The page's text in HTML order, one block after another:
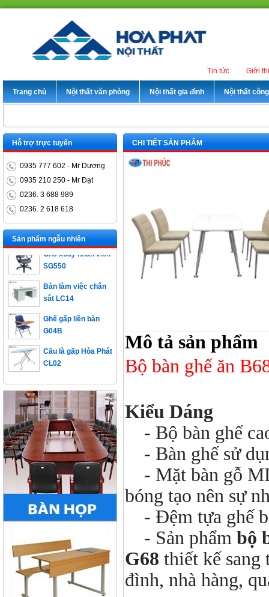
Giới
Tin tức
Trang chủ Nội thất văn phòng Nội thất gia đình Nội thất
CHI TIẾT SẢN PHẨM
Mô tả sản phẩm
Bộ bàn ghế ăn
Kiểu Dáng
- Bộ bàn ghế
- Bàn ghế sử
- Mặt bàn gỗ
bóng tạo nên sự
- Đệm tựa ghế
- Sản phẩm bộ
G68 thiết kế sang
đình, nhà hàng,
Hỗ trợ trực tuyến
0935 777 602 - Mr Dương
0935 210 250 - Mr Đạt
0236. 3 688 989
0236. 2 618 618
Sản phẩm ngẫu nhiên
Bàn trưởng phòng
ET1400D
Ghế xoay nhân viên
SG550
sắt LC14
G04B
CL02